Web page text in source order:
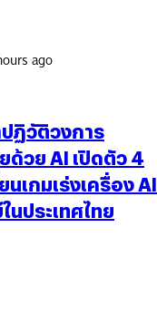
ago
ฏิวัติวงการ
ด้วย AI เปิดตัว 4
เกมเร่งเครื่อง AI
ประเทศไทย